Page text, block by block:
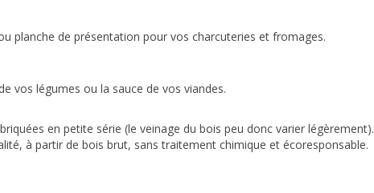
planche de présentation pour vos charcuteries et fromages.
vos légumes ou la sauce de vos viandes.
en petite série (le veinage du bois peu donc varier légèrement).
à partir de bois brut, sans traitement chimique et écoresponsable.